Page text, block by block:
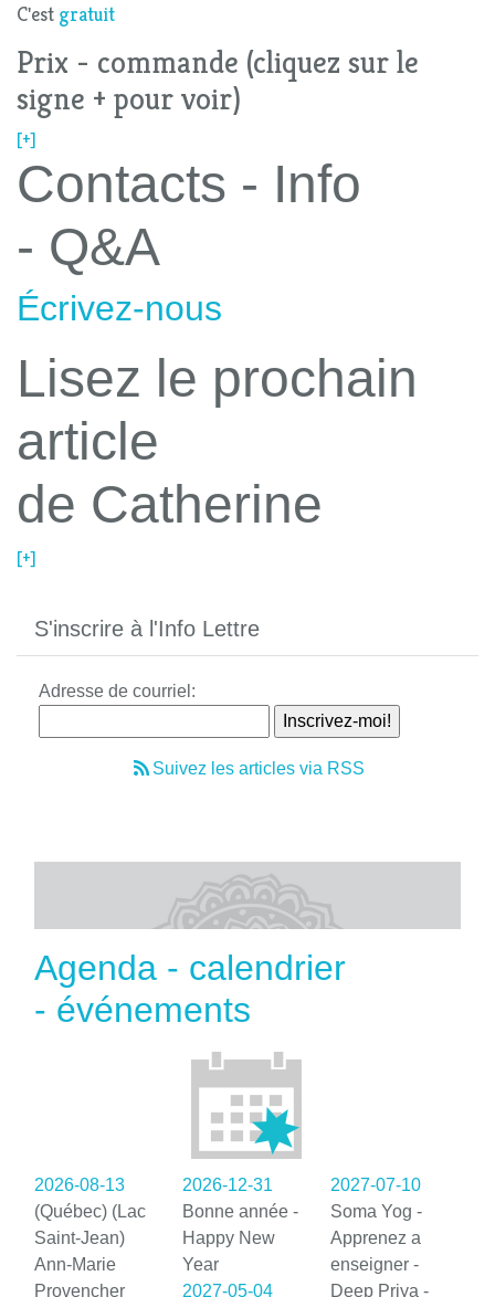
C'est gratuit
Prix - commande (cliquez sur le
signe + pour voir)
[+]
Contacts - Info
- Q&A
Écrivez-nous
Lisez le prochain
article
de Catherine
[+]
S'inscrire à l'Info Lettre
Adresse de courriel:
Suivez les articles via RSS
Agenda - calendrier
- événements
2026-08-13
(Québec) (Lac
Saint-Jean)
Ann-Marie
Provencher
2026-12-31
Bonne année -
Happy New
Year
2027-05-04
2027-07-10
Soma Yog -
Apprenez a
enseigner -
Deep Priya -